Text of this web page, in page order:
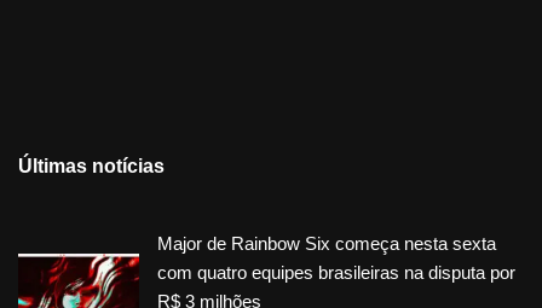
Últimas notícias
Major de Rainbow Six começa nesta sexta
com quatro equipes brasileiras na disputa por
R$ 3 milhões